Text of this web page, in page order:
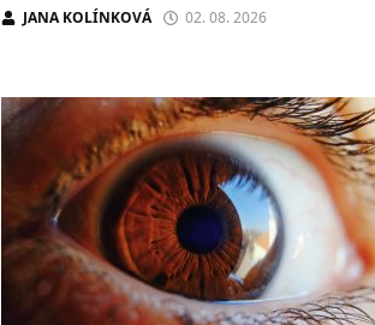
JANA KOLÍNKOVÁ 02. 08. 2026